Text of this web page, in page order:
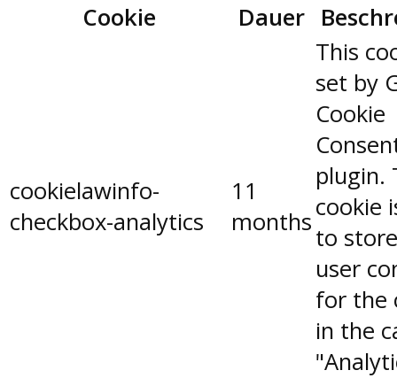
Cookie
Dauer
cookielawinfo-
checkbox-analytics
11
months
This
set by
Cookie
plugin.
cookie
to
user
for the
in the